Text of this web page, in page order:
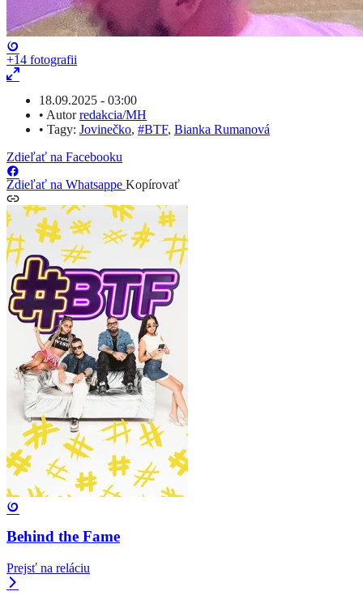
+14 fotografii
18.09.2025 - 03:00
• Autorredakcia/MH
• Tagy: Jovinečko, #BTF, Bianka Rumanová
Zdieľať na Facebooku
Zdieľať na Whatsappe Kopírovať
Behind the Fame
Prejsť na reláciu